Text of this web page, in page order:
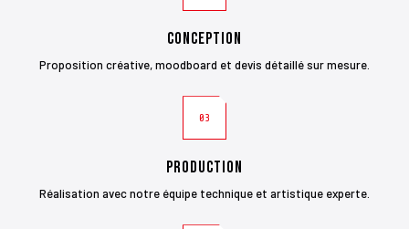
Conception
Proposition créative, moodboard et devis détaillé sur mesure.
03
Production
Réalisation avec notre équipe technique et artistique experte.